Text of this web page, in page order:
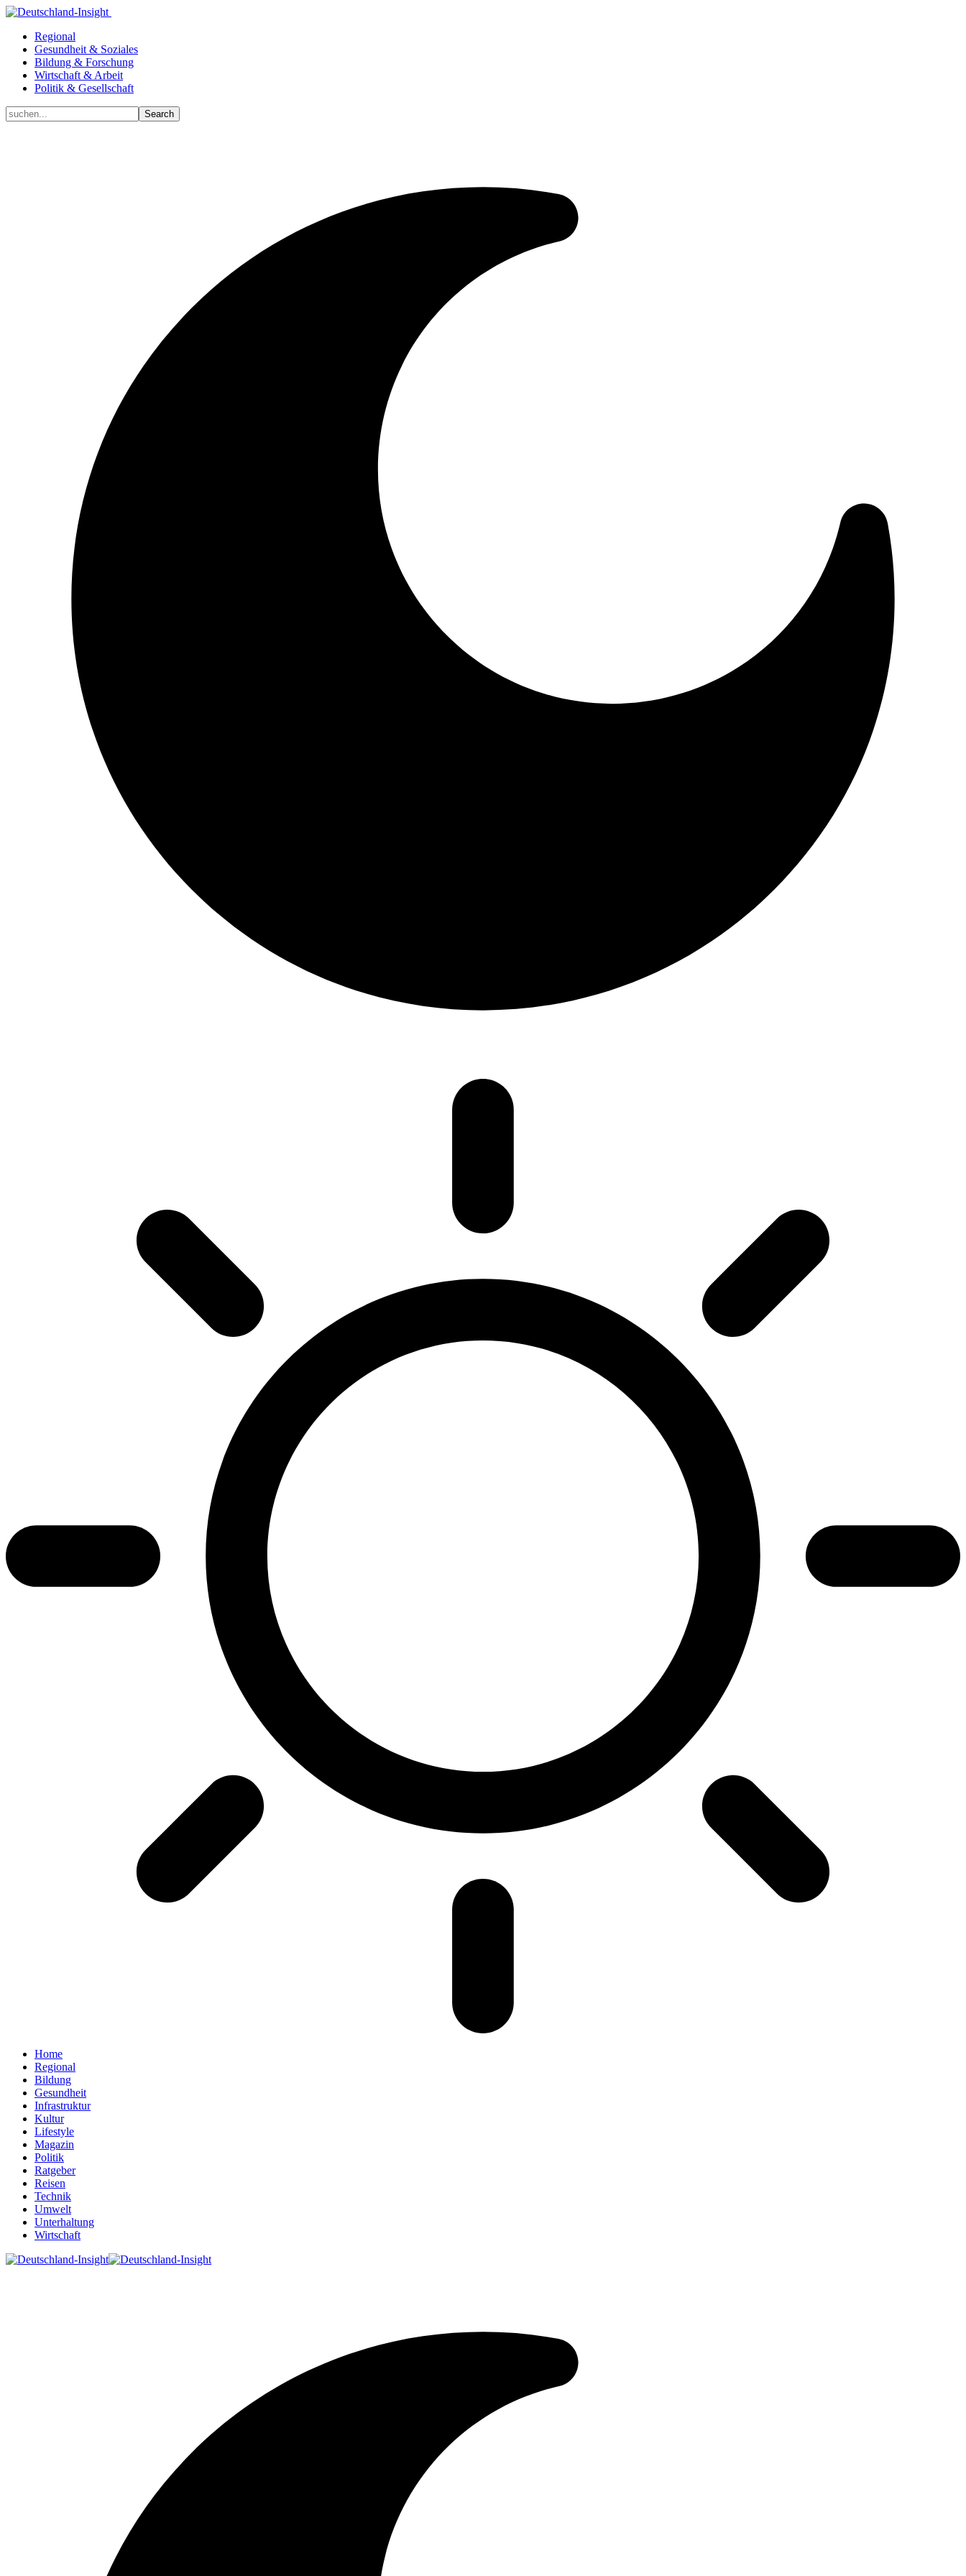
Regional
Gesundheit & Soziales
Bildung & Forschung
Wirtschaft & Arbeit
Politik & Gesellschaft
Home
Regional
Bildung
Gesundheit
Infrastruktur
Kultur
Lifestyle
Magazin
Politik
Ratgeber
Reisen
Technik
Umwelt
Unterhaltung
Wirtschaft